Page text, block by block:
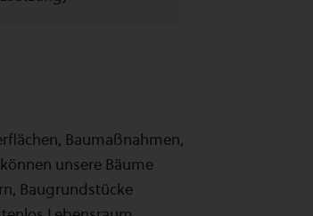
Baumaßnahmen,
unsere Bäume
Baugrundstücke